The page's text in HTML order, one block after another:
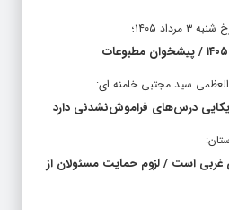
۱۴۰۵؛
سید مجتبی خامنه ای:
درس‌های فراموش‌نشدنی دارد
غربی است / لزوم حمایت مسئولان از